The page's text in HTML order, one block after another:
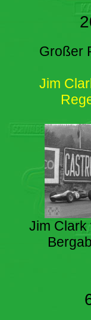
Großer
Jim
Jim Clark